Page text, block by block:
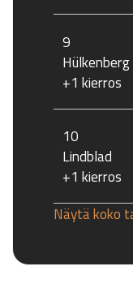
9
Hülkenberg
+1 kierros
10
Lindblad
+1 kierros
Näytä koko